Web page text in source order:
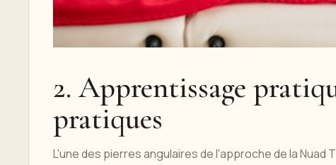
2. Apprentissage
pratiques
L'une des pierres angulaires de l'approche de la